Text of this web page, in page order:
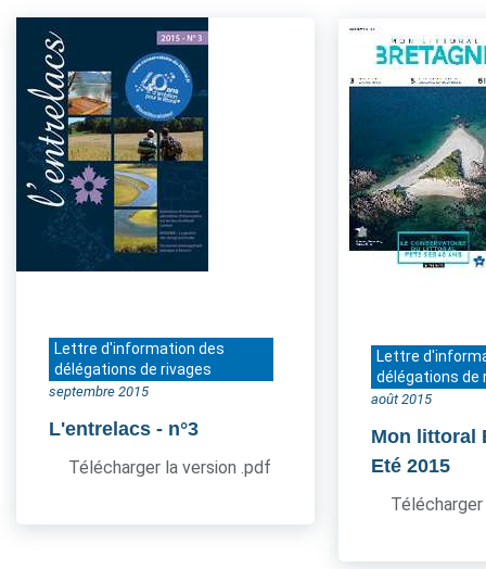
Lettre d'information des
délégations de rivages
septembre 2015
L'entrelacs - n°3
Télécharger la version .pdf
Lettre
délégations de
août 2015
Mon littoral
Eté 2015